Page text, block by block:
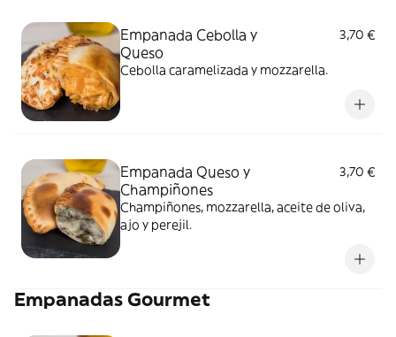
Empanada Cebolla y
Queso
3,70 €
Cebolla caramelizada y mozzarella.
Empanada Queso y
Champiñones
3,70 €
Champiñones, mozzarella, aceite de oliva,
ajo y perejil.
Empanadas Gourmet